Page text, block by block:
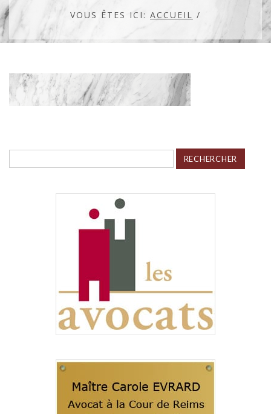
VOUS ÊTES ICI: ACCUEIL /
Rechercher :